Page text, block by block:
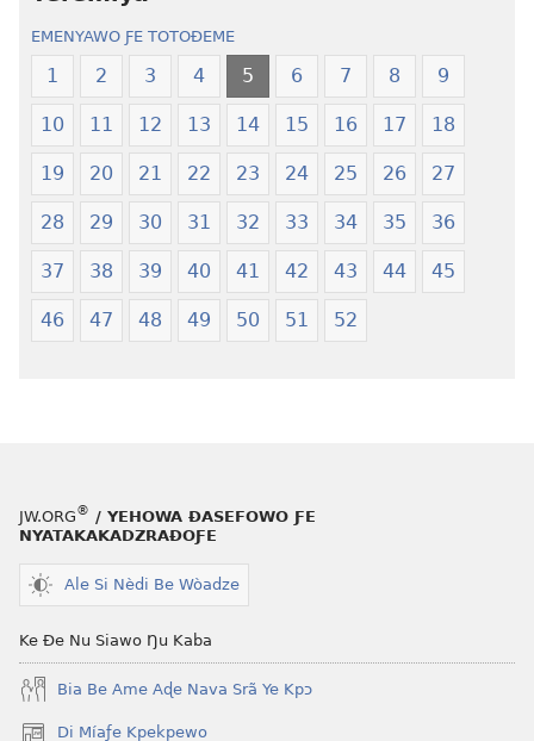
Xexe
Yeye
Gɔmeɖeɖe
(Esi
Me
Wogbugbɔ
To
Le
Kɔkɔeawo
—
Xexe
Yeye
Gɔmeɖeɖe
(Esi
Me
Wogbugbɔ
EMENYAWO ƑE TOTOƉEME
1 2 3 4 5 6 7 8 9
10 11 12 13 14 15 16 17 18
19 20 21 22 23 24 25 26 27
28 29 30 31 32 33 34 35 36
37 38 39 40 41 42 43 44 45
46 47 48 49 50 51 52
JW.ORG® / YEHOWA ƉASEFOWO ƑE
NYATAKAKADZRAƉOƑE
Ale Si Nèdi Be Wòadze
Ke Ðe Nu Siawo Ŋu Kaba
Bia Be Ame Aɖe Nava Srã Ye Kpɔ
Di Míaƒe Kpekpewo